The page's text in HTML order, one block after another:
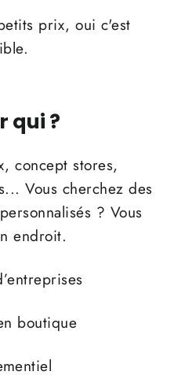
prix, oui c'est
qui ?
concept stores,
Vous cherchez des
? Vous
endroit.
boutique